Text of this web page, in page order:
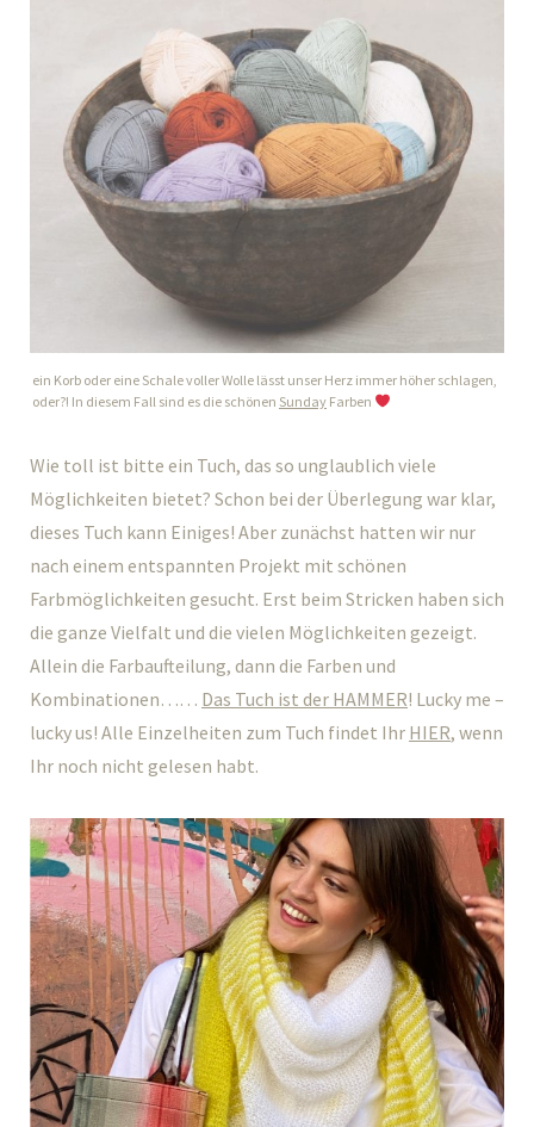
ein Korb oder eine Schale voller Wolle lässt unser Herz immer höher schlagen,
oder?! In diesem Fall sind es die schönen Sunday Farben
Wie toll ist bitte ein Tuch, das so unglaublich viele
Möglichkeiten bietet? Schon bei der Überlegung war klar,
dieses Tuch kann Einiges! Aber zunächst hatten wir nur
nach einem entspannten Projekt mit schönen
Farbmöglichkeiten gesucht. Erst beim Stricken haben sich
die ganze Vielfalt und die vielen Möglichkeiten gezeigt.
Allein die Farbaufteilung, dann die Farben und
Kombinationen…… Das Tuch ist der HAMMER! Lucky me –
lucky us! Alle Einzelheiten zum Tuch findet Ihr HIER, wenn
Ihr noch nicht gelesen habt.